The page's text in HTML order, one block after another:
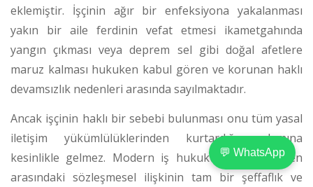
eklemiştir. İşçinin ağır bir enfeksiyona yakalanması
yakın bir aile ferdinin vefat etmesi ikametgahında
yangın çıkması veya deprem sel gibi doğal afetlere
maruz kalması hukuken kabul gören ve korunan haklı
devamsızlık nedenleri arasında sayılmaktadır.
Ancak işçinin haklı bir sebebi bulunması onu tüm yasal
iletişim yükümlülüklerinden kurtardığı anlamına
kesinlikle gelmez. Modern iş hukuku işçi ve işveren
arasındaki sözleşmesel ilişkinin tam bir şeffaflık ve
💬 WhatsApp